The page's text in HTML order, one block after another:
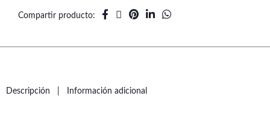
Compartir producto
Descripción Información adicional